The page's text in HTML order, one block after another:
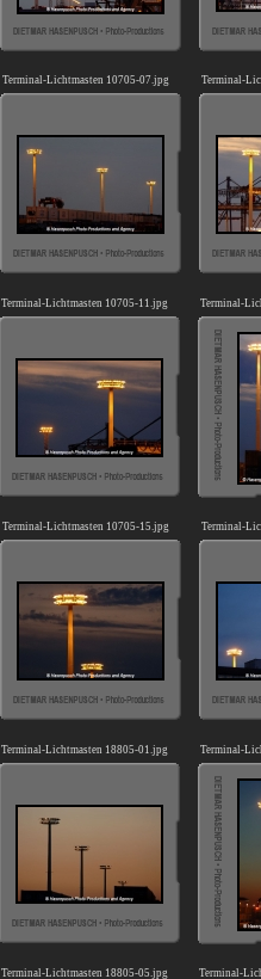
Terminal-Lichtmasten 10705-07.jpg Terminal-
Terminal-Lichtmasten 10705-11.jpg Terminal-
Terminal-Lichtmasten 10705-15.jpg Terminal-
Terminal-Lichtmasten 18805-01.jpg Terminal-
Terminal-Lichtmasten 18805-05.jpg Terminal-